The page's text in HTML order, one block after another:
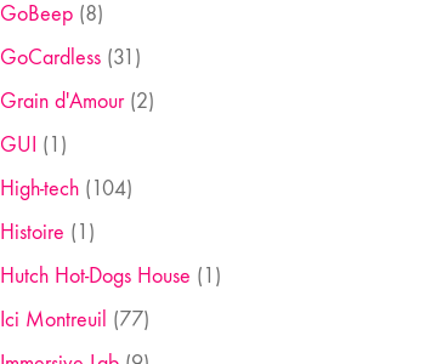
GoBeep(8)
GoCardless(31)
Grain d'Amour(2)
GUI (1)
High-tech(104)
Histoire (1)
Hutch Hot-Dogs House (1)
Ici Montreuil (77)